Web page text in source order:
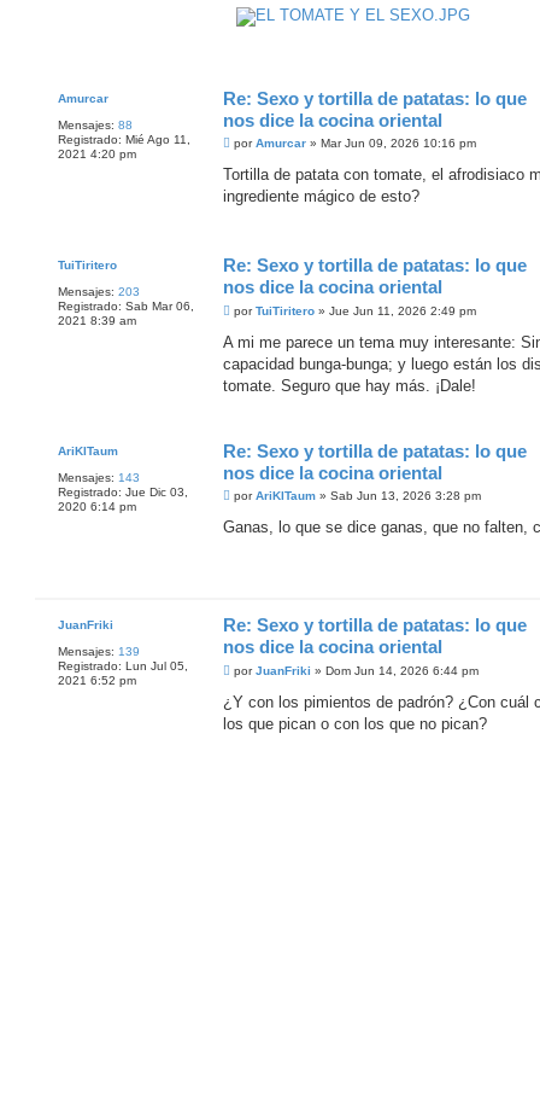
Amurcar
Mensajes: 88
Registrado: Mié Ago 11,
2021 4:20 pm
Re: Sexo y tortilla de patatas: lo que
nos dice la cocina oriental
M
n
a
porAmurcar» Mar Jun 09, 2026 10:16 pm
Tortilla de patata con tomate, el afrodisiaco
ingrediente mágico de esto?
TuiTiritero
Mensajes: 203
Registrado: Sab Mar 06,
2021 8:39 am
Re: Sexo y tortilla de patatas: lo que
nos dice la cocina oriental
M
n
a
j
porTuiTiritero» Jue Jun 11, 2026 2:49 pm
A mi me parece un tema muy interesante:
capacidad bunga-bunga; y luego están los
tomate. Seguro que hay más. ¡Dale!
AriKITaum
Mensajes: 143
Registrado: Jue Dic 03,
2020 6:14 pm
Re: Sexo y tortilla de patatas: lo que
nos dice la cocina oriental
M
n
porAriKITaum» Sab Jun 13, 2026 3:28 pm
Ganas, lo que se dice ganas, que no falten,
JuanFriki
Mensajes: 139
Registrado: Lun Jul 05,
2021 6:52 pm
Re: Sexo y tortilla de patatas: lo que
nos dice la cocina oriental
M
n
s
a
porJuanFriki » Dom Jun 14, 2026 6:44 pm
¿Y con los pimientos de padrón? ¿Con cuál
los que pican o con los que no pican?